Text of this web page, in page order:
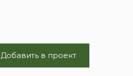
Добавить в проект